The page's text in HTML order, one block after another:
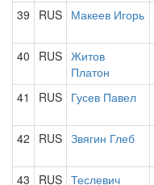
39 RUS Макеев Игорь
40 RUS Житов
Платон
41 RUS Гусев Павел
42 RUS Звягин Глеб
43 RUS Теслевич